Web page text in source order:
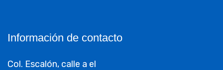
Información de contacto
Col. Escalón, calle a el